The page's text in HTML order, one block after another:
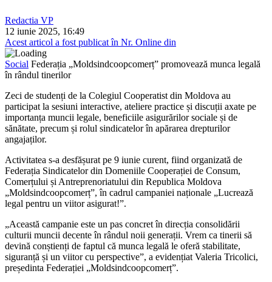
Redactia VP
12 iunie 2025, 16:49
Acest articol a fost publicat în Nr. Online din
Social Federația „Moldsindcoopcomerț” promovează munca legală
în rândul tinerilor
Zeci de studenți de la Colegiul Cooperatist din Moldova au
participat la sesiuni interactive, ateliere practice și discuții axate pe
importanța muncii legale, beneficiile asigurărilor sociale și de
sănătate, precum și rolul sindicatelor în apărarea drepturilor
angajaților.
Activitatea s-a desfășurat pe 9 iunie curent, fiind organizată de
Federația Sindicatelor din Domeniile Cooperației de Consum,
Comerțului și Antreprenoriatului din Republica Moldova
„Moldsindcoopcomerț”, în cadrul campaniei naționale „Lucrează
legal pentru un viitor asigurat!”.
„Această campanie este un pas concret în direcția consolidării
culturii muncii decente în rândul noii generații. Vrem ca tinerii să
devină conștienți de faptul că munca legală le oferă stabilitate,
siguranță și un viitor cu perspective”, a evidențiat Valeria Tricolici,
președinta Federației „Moldsindcoopcomerț”.